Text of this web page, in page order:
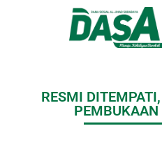
RESMI
PEMBUKAAN